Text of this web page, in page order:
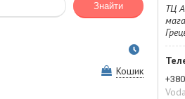
Знайти
Кошик
ТЦ